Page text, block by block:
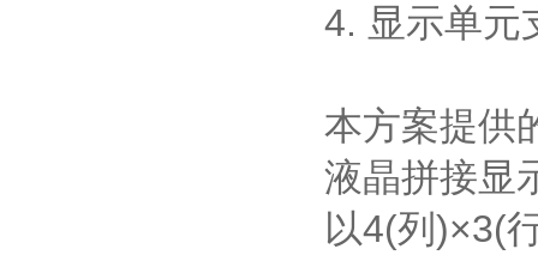
4. 显示单元
本方案提供
液晶拼接显
以4(列)×3(